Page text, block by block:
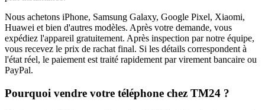
Nous achetons iPhone, Samsung Galaxy, Google Pixel, Xiaomi,
Huawei et bien d'autres modèles. Après votre demande, vous
expédiez l'appareil gratuitement. Après inspection par notre équipe,
vous recevez le prix de rachat final. Si les détails correspondent à
l'état réel, le paiement est traité rapidement par virement bancaire ou
PayPal.
Pourquoi vendre votre téléphone chez TM24 ?